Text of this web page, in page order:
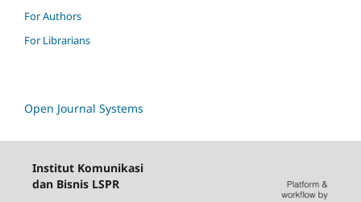
For Authors
For Librarians
Open Journal Systems
Institut Komunikasi
dan Bisnis LSPR